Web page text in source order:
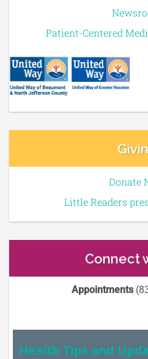
Patient-Centered
Donate
Little Readers
Connect
Appointments
Health Tips and